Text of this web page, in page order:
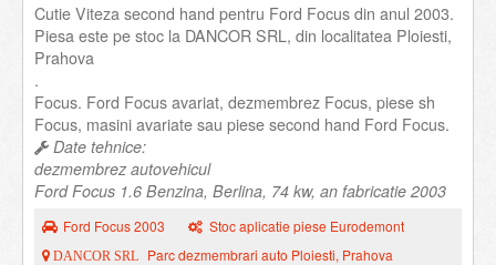
Cutie Viteza second hand pentru Ford Focus din anul 2003.
Piesa este pe stoc la DANCOR SRL, din localitatea Ploiesti,
Prahova
.
Focus. Ford Focus avariat, dezmembrez Focus, piese sh
Focus, masini avariate sau piese second hand Ford Focus.
Date tehnice:
dezmembrez autovehicul
Ford Focus 1.6 Benzina, Berlina, 74 kw, an fabricatie 2003
Ford Focus 2003 Stoc aplicatie piese Eurodemont
DANCOR SRL Parc dezmembrari auto Ploiesti, Prahova